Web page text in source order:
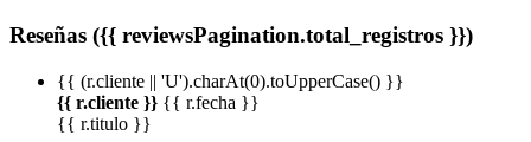
Reseñas ({{ reviewsPagination.total_registros }})
{{ (r.cliente || 'U').charAt(0).toUpperCase() }}
{{ r.cliente }} {{ r.fecha }}
{{ r.titulo }}